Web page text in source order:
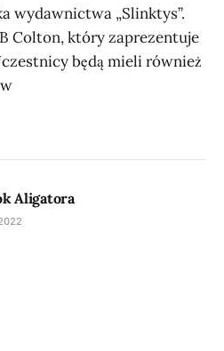
wydawnictwa „Slinktys”.
Colton, który zaprezentuje
będą mieli również
Aligatora